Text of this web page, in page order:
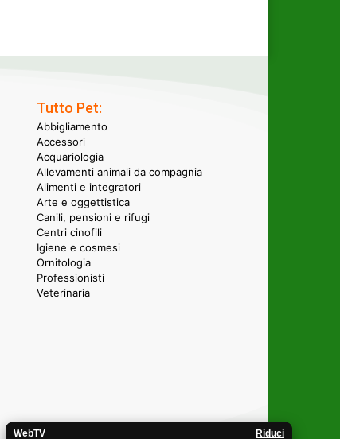
Tutto Pet:
Abbigliamento
Accessori
Acquariologia
Allevamenti animali da compagnia
Alimenti e integratori
Arte e oggettistica
Canili, pensioni e rifugi
Centri cinofili
Igiene e cosmesi
Ornitologia
Professionisti
Veterinaria
WebTV Riduci